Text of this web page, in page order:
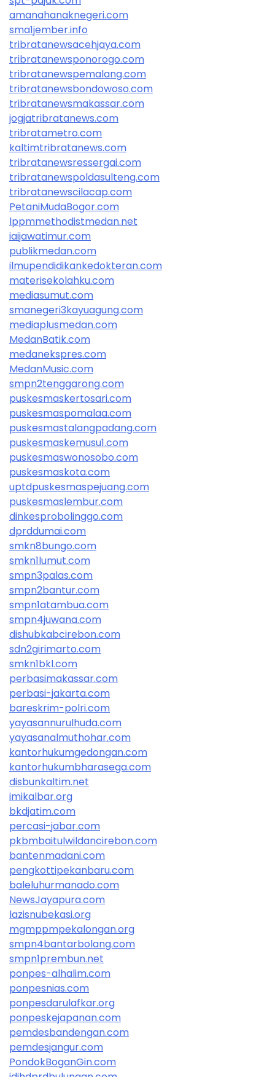
amanahanaknegeri.com
sma1jember.info
tribratanewsacehjaya.com
tribratanewsponorogo.com
tribratanewspemalang.com
tribratanewsbondowoso.com
tribratanewsmakassar.com
jogjatribratanews.com
tribratametro.com
kaltimtribratanews.com
tribratanewsressergai.com
tribratanewspoldasulteng.com
tribratanewscilacap.com
PetaniMudaBogor.com
lppmmethodistmedan.net
iaijawatimur.com
publikmedan.com
ilmupendidikankedokteran.com
materisekolahku.com
mediasumut.com
smanegeri3kayuagung.com
mediaplusmedan.com
MedanBatik.com
medanekspres.com
MedanMusic.com
smpn2tenggarong.com
puskesmaskertosari.com
puskesmaspomalaa.com
puskesmastalangpadang.com
puskesmaskemusu1.com
puskesmaswonosobo.com
puskesmaskota.com
uptdpuskesmaspejuang.com
puskesmaslembur.com
dinkesprobolinggo.com
dprddumai.com
smkn8bungo.com
smkn1lumut.com
smpn3palas.com
smpn2bantur.com
smpn1atambua.com
smpn4juwana.com
dishubkabcirebon.com
sdn2girimarto.com
smkn1bkl.com
perbasimakassar.com
perbasi-jakarta.com
bareskrim-polri.com
yayasannurulhuda.com
yayasanalmuthohar.com
kantorhukumgedongan.com
kantorhukumbharasega.com
disbunkaltim.net
imikalbar.org
bkdjatim.com
percasi-jabar.com
pkbmbaitulwildancirebon.com
bantenmadani.com
pengkottipekanbaru.com
baleluhurmanado.com
NewsJayapura.com
lazisnubekasi.org
mgmppmpekalongan.org
smpn4bantarbolang.com
smpn1prembun.net
ponpes-alhalim.com
ponpesnias.com
ponpesdarulafkar.org
ponpeskejapanan.com
pemdesbandengan.com
pemdesjangur.com
PondokBoganGin.com